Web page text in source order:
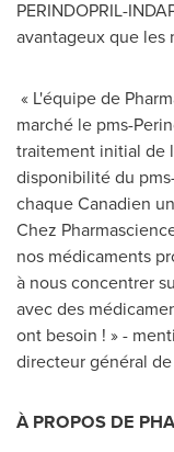
PERINDOPRIL-
avantageux que les
« L'équipe de
marché le pms-
traitement initial de
disponibilité du
chaque Canadien
Chez
nos médicaments
à nous concentrer
avec des
ont besoin ! » -
directeur général
À PROPOS DE